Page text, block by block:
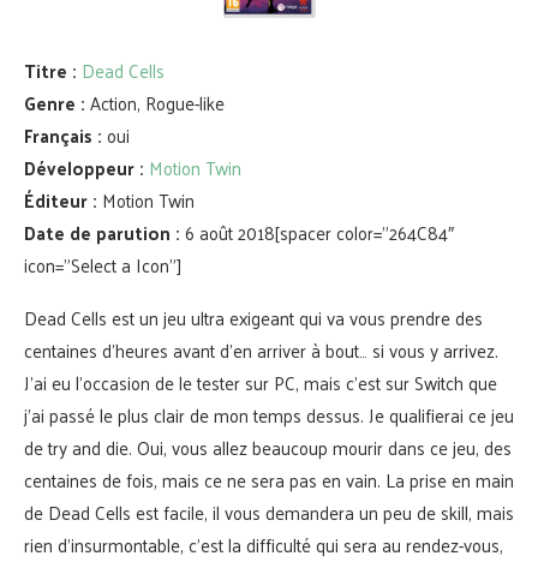
Titre : Dead Cells
Genre :Action, Rogue-like
Français :oui
Développeur : Motion Twin
Éditeur : Motion Twin
Date de parution :6 août 2018[spacer color=”264C84″
icon=”Select a Icon”]
Dead Cells est un jeu ultra exigeant qui va vous prendre des
centaines d’heures avant d’en arriver à bout… si vous y arrivez.
J’ai eu l’occasion de le tester sur PC, mais c’est sur Switch que
j’ai passé le plus clair de mon temps dessus. Je qualifierai ce jeu
de try and die. Oui, vous allez beaucoup mourir dans ce jeu, des
centaines de fois, mais ce ne sera pas en vain. La prise en main
de Dead Cells est facile, il vous demandera un peu de skill, mais
rien d’insurmontable, c’est la difficulté qui sera au rendez-vous,